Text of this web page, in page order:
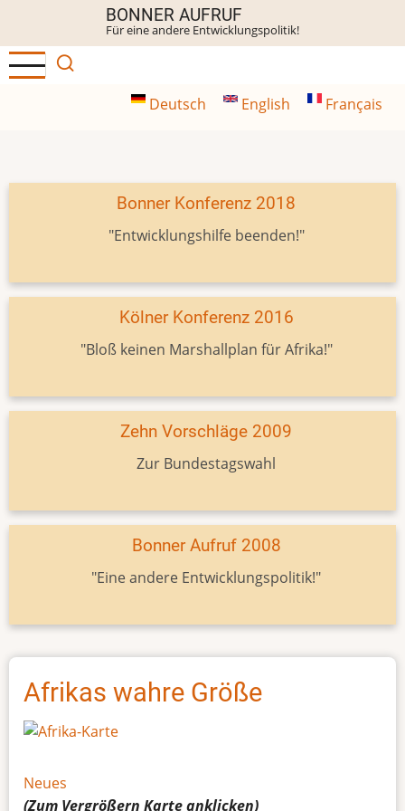
Inhalt
BONNER AUFRUF
Für eine andere Entwicklungspolitik!
Deutsch English Français
Bonner Konferenz 2018
"Entwicklungshilfe beenden!"
Kölner Konferenz 2016
"Bloß keinen Marshallplan für Afrika!"
Zehn Vorschläge 2009
Zur Bundestagswahl
Bonner Aufruf 2008
"Eine andere Entwicklungspolitik!"
Afrikas wahre Größe
Neues
(Zum Vergrößern Karteanklicken)